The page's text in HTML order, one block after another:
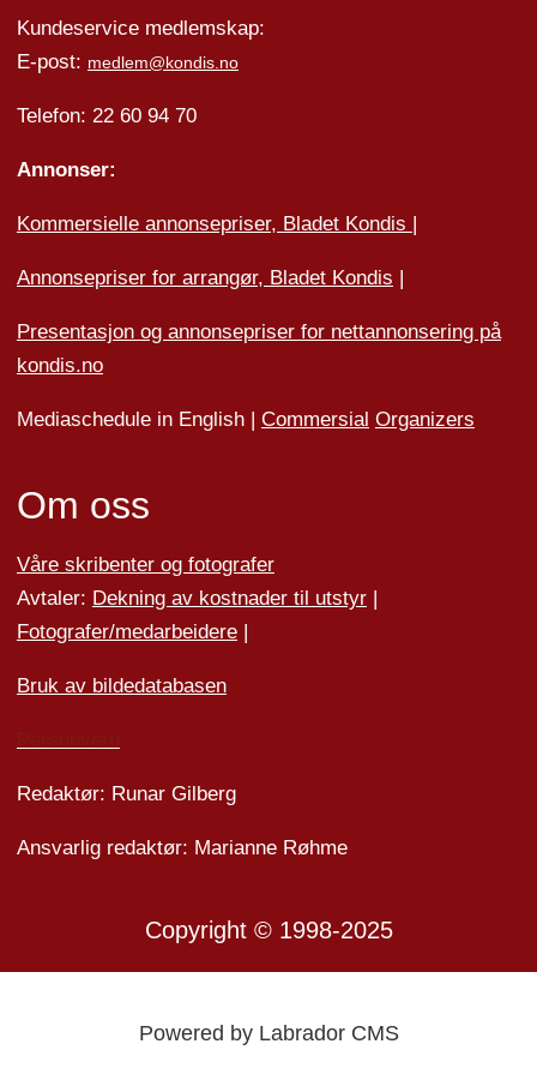
Kundeservice medlemskap:
E-post: medlem@kondis.no
Telefon: 22 60 94 70
Annonser:
Kommersielle annonsepriser, Bladet Kondis
Annonsepriser for arrangør, Bladet Kondis
Presentasjon og annonsepriser for nettannonsering på
kondis.no
Mediaschedule in English | Commersial Organizers
Om oss
Våre skribenter og fotografer
Avtaler: Dekning av kostnader til utstyr|
Fotografer/medarbeidere|
Bruk av bildedatabasen
Redaktør: Runar Gilberg
Ansvarlig redaktør: Marianne Røhme
Copyright © 1998-2025
Powered by Labrador CMS